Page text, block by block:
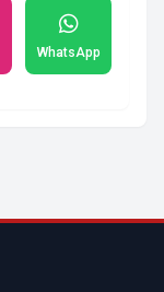
WhatsApp